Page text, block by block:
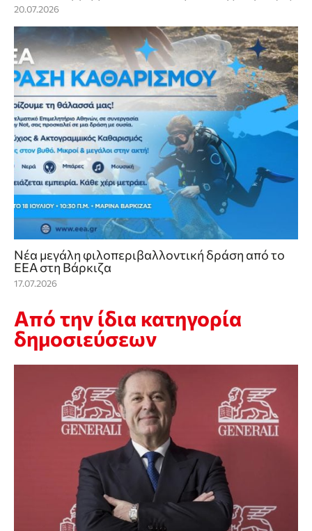
20.07.2026
Νέα μεγάλη φιλοπεριβαλλοντική δράση από το
ΕΕΑ στη Βάρκιζα
17.07.2026
Από την ίδια κατηγορία
δημοσιεύσεων